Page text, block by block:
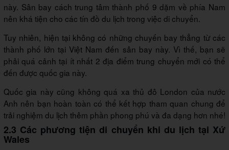
này. Sân bay cách trung tâm thành phố 9 dặm về phía Nam
nên khá tiện cho các tín đồ du lịch trong việc di chuyển.
Tuy nhiên, hiện tại không có những chuyến bay thẳng từ các
thành phố lớn tại Việt Nam đến sân bay này. Vì thế, bạn sẽ
phải quá cảnh tại ít nhất 2 địa điểm trung chuyển mới có thể
đến được quốc gia này.
Quốc gia này cũng không quá xa thủ đô London của nước
Anh nên bạn hoàn toàn có thể kết hợp tham quan chung để
trải nghiệm du lịch thêm phần phong phú và đa dạng hơn nhé!
2.3 Các phương tiện di chuyển khi du lịch tại Xứ
Wales